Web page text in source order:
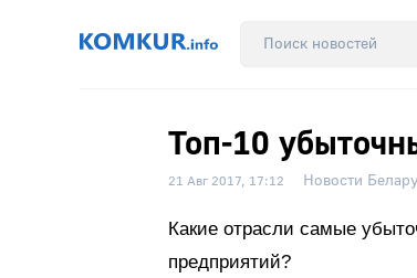
Топ-10
21 Авг 2017, 17:12 Новости
Какие отрасли самые
предприятий?